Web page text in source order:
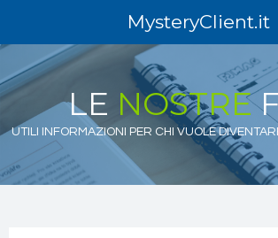
MysteryClient.it
LE NOSTRE
UTILI INFORMAZIONI PER CHI VUOLE